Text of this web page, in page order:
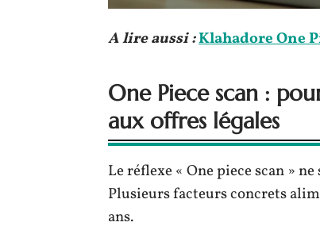
A lire aussi :Klahadore One
One Piece scan :
aux offres légales
Le réflexe « One piece scan »
Plusieurs facteurs concrets
ans.